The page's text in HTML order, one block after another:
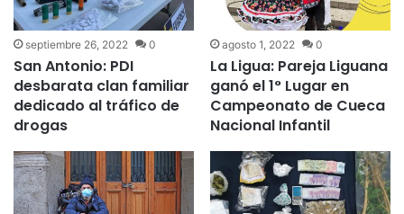
septiembre 26, 2022 0
San Antonio: PDI
desbarata clan familiar
dedicado al tráfico de
drogas
agosto 1, 2022 0
La Ligua: Pareja Liguana
ganó el 1° Lugar en
Campeonato de Cueca
Nacional Infantil